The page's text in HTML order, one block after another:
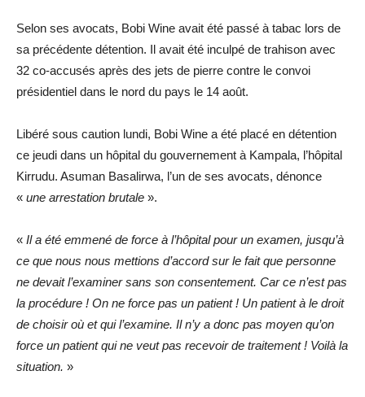
Selon ses avocats, Bobi Wine avait été passé à tabac lors de
sa précédente détention. Il avait été inculpé de trahison avec
32 co-accusés après des jets de pierre contre le convoi
présidentiel dans le nord du pays le 14 août.
Libéré sous caution lundi, Bobi Wine a été placé en détention
ce jeudi dans un hôpital du gouvernement à Kampala, l’hôpital
Kirrudu. Asuman Basalirwa, l’un de ses avocats, dénonce
« une arrestation brutale ».
« Il a été emmené de force à l’hôpital pour un examen, jusqu’à
ce que nous nous mettions d’accord sur le fait que personne
ne devait l’examiner sans son consentement. Car ce n’est pas
la procédure ! On ne force pas un patient ! Un patient à le droit
de choisir où et qui l’examine. Il n’y a donc pas moyen qu’on
force un patient qui ne veut pas recevoir de traitement ! Voilà la
situation. »